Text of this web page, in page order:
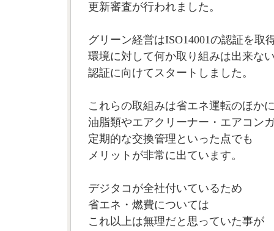
更新審査が行われました。
グリーン経営はISO14001の認証を取
環境に対して何か取り組みは出来な
認証に向けてスタートしました。
これらの取組みは省エネ運転のほか
油脂類やエアクリーナー・エアコン
定期的な交換管理といった点でも
メリットが非常に出ています。
デジタコが全社付いているため
省エネ・燃費については
これ以上は無理だと思っていた事が